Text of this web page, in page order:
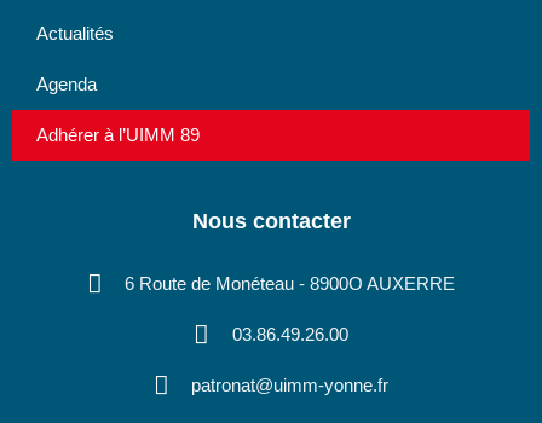
Actualités
Agenda
Adhérer à l’UIMM 89
Nous contacter
6 Route de Monéteau - 8900O AUXERRE
03.86.49.26.00
patronat@uimm-yonne.fr